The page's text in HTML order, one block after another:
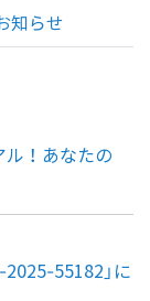
知らせ
ル！あなたの
55182」に